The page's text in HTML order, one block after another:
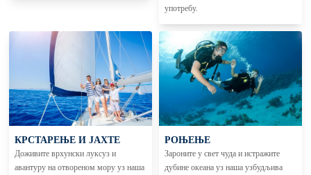
употребу.
КРСТАРЕЊЕ И ЈАХТЕ
Доживите врхунски луксуз и
авантуру на отвореном мору уз наша
РОЊЕЊЕ
Зароните у свет чуда и истражите
дубине океана уз наша узбудљива